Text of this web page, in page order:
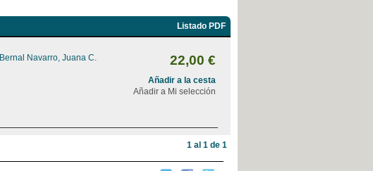
Listado PDF
Bernal Navarro, Juana C. 22,00 €
Añadir a la cesta
Añadir a Mi selección
1 al 1 de 1